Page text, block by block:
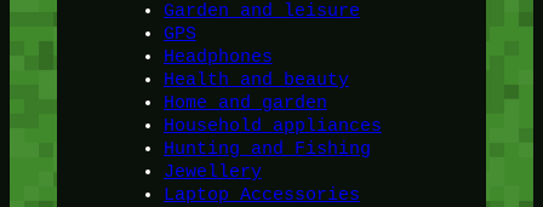
Garden and leisure
GPS
Headphones
Health and beauty
Home and garden
Household appliances
Hunting and Fishing
Jewellery
Laptop Accessories